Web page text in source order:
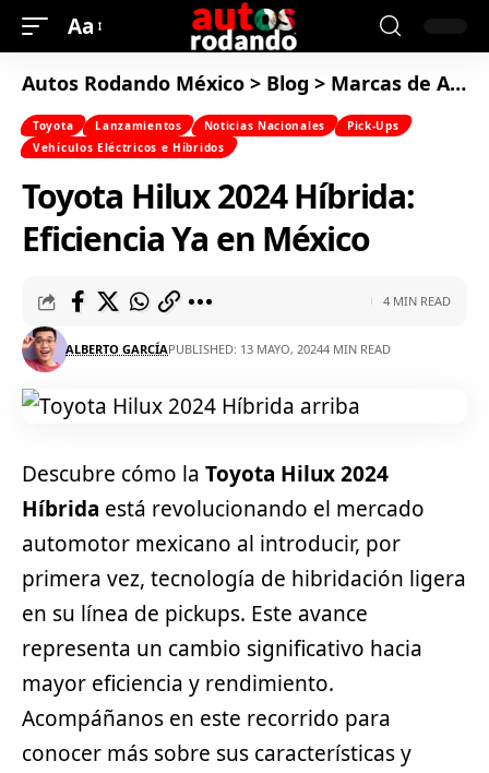
Aa
Autos Rodando México > Blog > Marcas de Autos
Toyota Lanzamientos Noticias Nacionales
Pick-Ups
Vehículos Eléctricos e Híbridos
Toyota Hilux 2024 Híbrida:
Eficiencia Ya en México
ALBERTO GARCÍAPUBLISHED: 13 MAYO, 20244 MIN READ
4 MIN READ
Descubre cómo la Toyota Hilux 2024
Híbrida está revolucionando el mercado
automotor mexicano al introducir, por
primera vez, tecnología de hibridación ligera
en su línea de pickups. Este avance
representa un cambio significativo hacia
mayor eficiencia y rendimiento.
Acompáñanos en este recorrido para
conocer más sobre sus características y